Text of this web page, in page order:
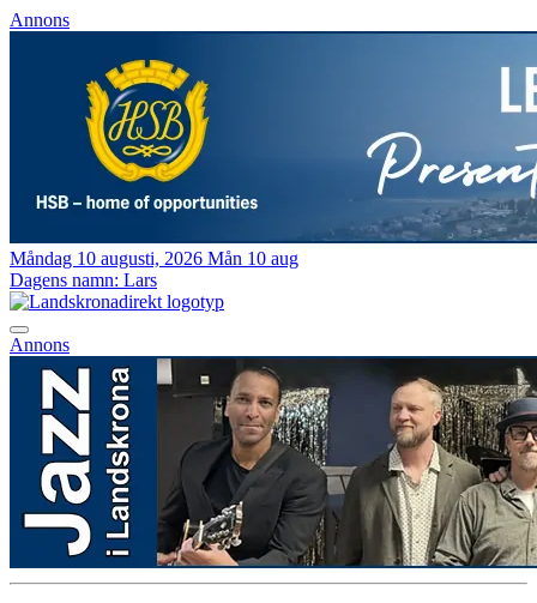
Annons
Måndag 10 augusti, 2026 Mån 10 aug
Dagens namn: Lars
Annons